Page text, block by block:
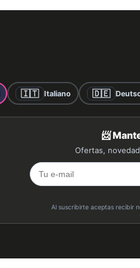
🇮🇹 Italiano 🇩🇪
📨
Ofertas,
Al suscribirte aceptas recibir